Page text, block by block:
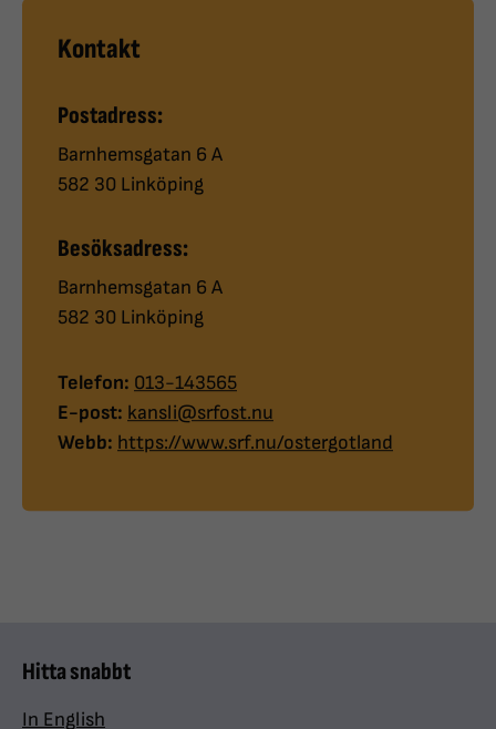
Kontakt
Postadress:
Barnhemsgatan 6 A
582 30 Linköping
Besöksadress:
Barnhemsgatan 6 A
582 30 Linköping
Telefon: 013-143565
E-post: kansli@srfost.nu
Webb: https://www.srf.nu/ostergotland
Hitta snabbt
In English